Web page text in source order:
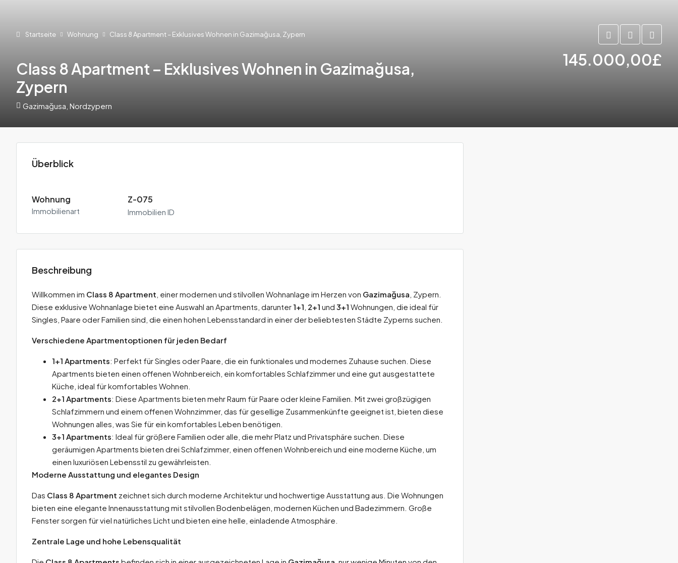
Startseite Wohnung Class 8 Apartment – Exklusives Wohnen in Gazimağusa, Zypern
Class 8 Apartment – Exklusives Wohnen in Gazimağusa,
Zypern
145.000,00£
Gazimağusa, Nordzypern
Überblick
Wohnung
Immobilienart
Z-075
Immobilien ID
Beschreibung
Willkommen im Class 8 Apartment , einer modernen und stilvollen Wohnanlage im Herzen von Gazimağusa , Zypern.
Diese exklusive Wohnanlage bietet eine Auswahl an Apartments, darunter1+1 2+1 und 3+1 Wohnungen, die ideal für
Singles, Paare oder Familien sind, die einen hohen Lebensstandard in einer der beliebtesten Städte Zyperns suchen.
Verschiedene Apartmentoptionen für jeden Bedarf
1+1 Apartments: Perfekt für Singles oder Paare, die ein funktionales und modernes Zuhause suchen. Diese
Apartments bieten einen offenen Wohnbereich, ein komfortables Schlafzimmer und eine gut ausgestattete
Küche, ideal für komfortables Wohnen.
2+1 Apartments: Diese Apartments bieten mehr Raum für Paare oder kleine Familien. Mit zwei großzügigen
Schlafzimmern und einem offenen Wohnzimmer, das für gesellige Zusammenkünfte geeignet ist, bieten diese
Wohnungen alles, was Sie für ein komfortables Leben benötigen.
3+1 Apartments: Ideal für größere Familien oder alle, die mehr Platz und Privatsphäre suchen. Diese
geräumigen Apartments bieten drei Schlafzimmer, einen offenen Wohnbereich und eine moderne Küche, um
einen luxuriösen Lebensstil zu gewährleisten.
Moderne Ausstattung und elegantes Design
Das Class 8 Apartment zeichnet sich durch moderne Architektur und hochwertige Ausstattung aus. Die Wohnungen
bieten eine elegante Innenausstattung mit stilvollen Bodenbelägen, modernen Küchen und Badezimmern. Große
Fenster sorgen für viel natürliches Licht und bieten eine helle, einladende Atmosphäre.
Zentrale Lage und hohe Lebensqualität